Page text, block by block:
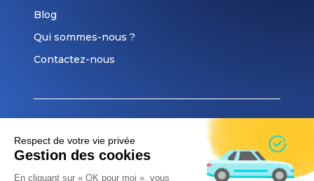
Respect de votre vie privée
Gestion des cookies
En cliquant sur « OK pour moi », vous
Blog
Qui sommes-nous ?
Contactez-nous
© 2023 Cloudify. All rights reserved.
CGU